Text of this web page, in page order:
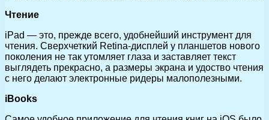
Чтение
iPad — это, прежде всего, удобнейший инструмент для
чтения. Сверхчеткий Retina-дисплей у планшетов нового
поколения не так утомляет глаза и заставляет текст
выглядеть прекрасно, а размеры экрана и удоство чтения
с него делают электронные ридеры малополезными.
iBooks